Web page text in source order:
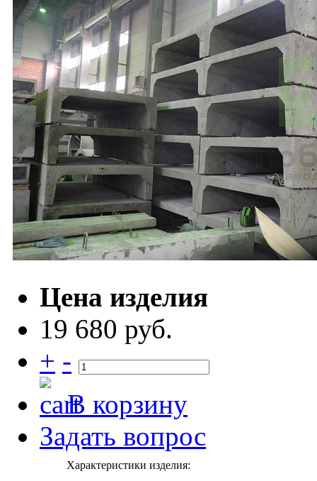
Цена изделия
19 680 руб.
+ -
В корзину
Задать вопрос
Характеристики изделия: